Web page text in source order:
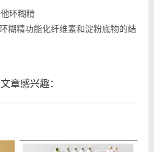
环糊精
糊精功能化纤维素和淀粉底物的结
章感兴趣：